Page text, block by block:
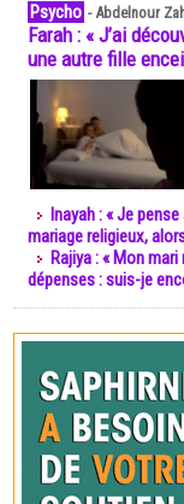
Psycho -Abdelnour
Farah : « J’ai
une autre fille
Inayah : « Je
mariage religieux,
Rajiya : « Mon
dépenses : suis-je